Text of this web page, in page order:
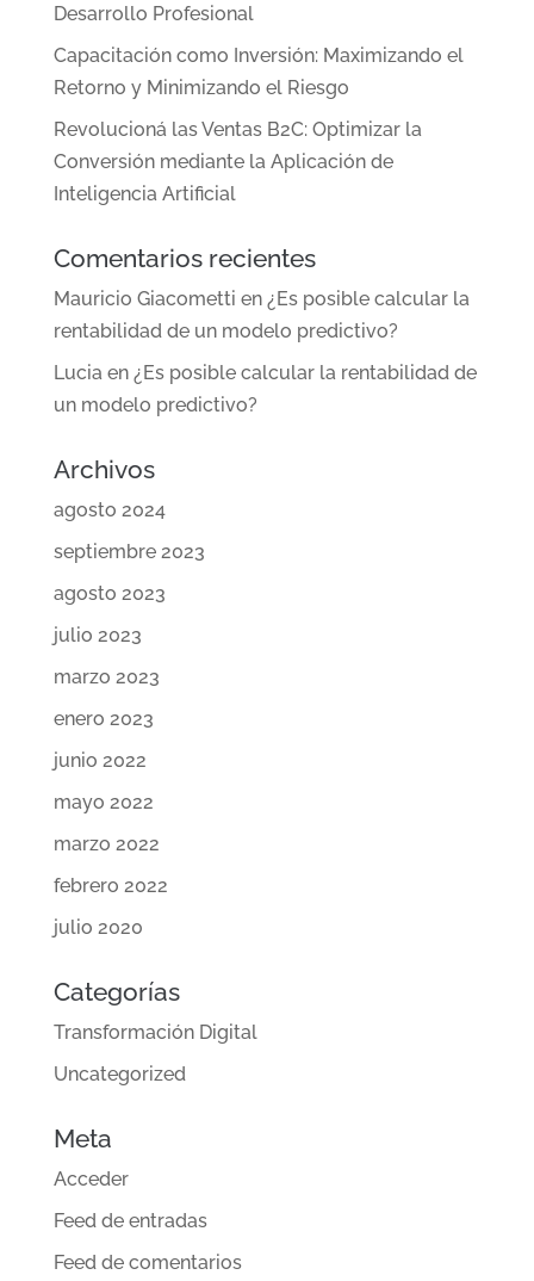
Desarrollo Profesional
Capacitación como Inversión: Maximizando el
Retorno y Minimizando el Riesgo
Revolucioná las Ventas B2C: Optimizar la
Conversión mediante la Aplicación de
Inteligencia Artificial
Comentarios recientes
Mauricio Giacometti en ¿Es posible calcular la
rentabilidad de un modelo predictivo?
Lucia en ¿Es posible calcular la rentabilidad de
un modelo predictivo?
Archivos
agosto 2024
septiembre 2023
agosto 2023
julio 2023
marzo 2023
enero 2023
junio 2022
mayo 2022
marzo 2022
febrero 2022
julio 2020
Categorías
Transformación Digital
Uncategorized
Meta
Acceder
Feed de entradas
Feed de comentarios